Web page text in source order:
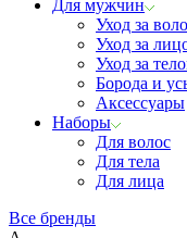
Для мужчин
Уход за
Уход за
Уход за
Борода и
Аксессуары
Наборы
Для волос
Для тела
Для лица
Все бренды